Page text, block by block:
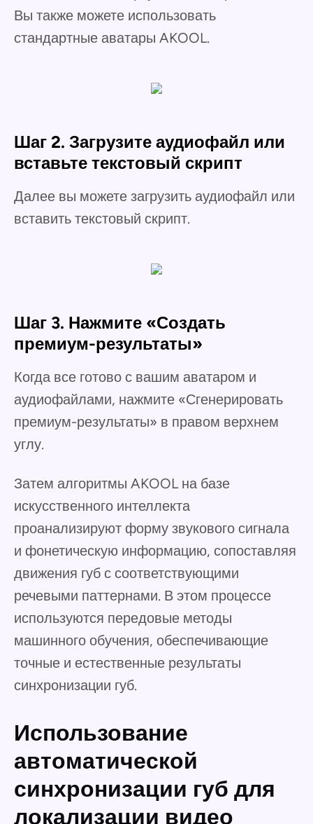
Вы также можете использовать
стандартные аватары AKOOL.
Шаг 2. Загрузите аудиофайл или
вставьте текстовый скрипт
Далее вы можете загрузить аудиофайл или
вставить текстовый скрипт.
Шаг 3. Нажмите «Создать
премиум-результаты»
Когда все готово с вашим аватаром и
аудиофайлами, нажмите «Сгенерировать
премиум-результаты» в правом верхнем
углу.
Затем алгоритмы AKOOL на базе
искусственного интеллекта
проанализируют форму звукового сигнала
и фонетическую информацию, сопоставляя
движения губ с соответствующими
речевыми паттернами. В этом процессе
используются передовые методы
машинного обучения, обеспечивающие
точные и естественные результаты
синхронизации губ.
Использование
автоматической
синхронизации губ для
локализации видео